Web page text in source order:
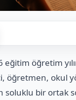
öğretim
öğretmen, okul
soluklu bir ortak